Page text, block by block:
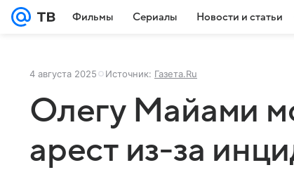
Фильмы Сериалы Новости и статьи
4 августа 2025 Источник: Газета.Ru
Олегу Майами
арест из-за